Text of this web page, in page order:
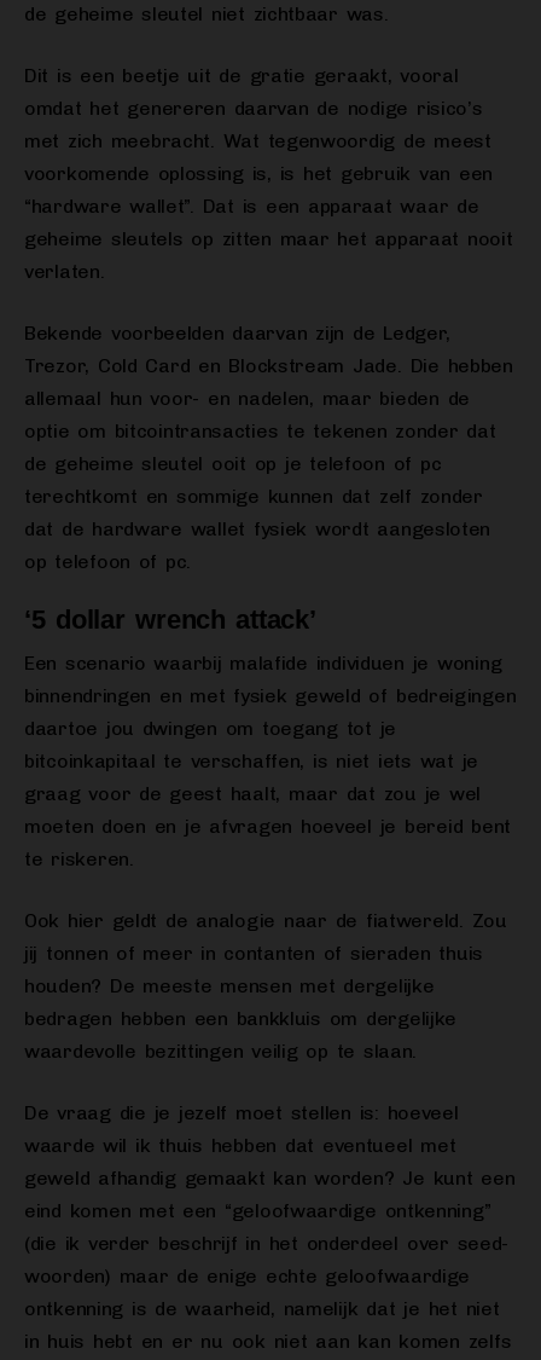
de geheime sleutel niet zichtbaar was.
Dit is een beetje uit de gratie geraakt, vooral
omdat het genereren daarvan de nodige risico’s
met zich meebracht. Wat tegenwoordig de meest
voorkomende oplossing is, is het gebruik van een
“hardware wallet”. Dat is een apparaat waar de
geheime sleutels op zitten maar het apparaat nooit
verlaten.
Bekende voorbeelden daarvan zijn de Ledger,
Trezor, Cold Card en Blockstream Jade. Die hebben
allemaal hun voor- en nadelen, maar bieden de
optie om bitcointransacties te tekenen zonder dat
de geheime sleutel ooit op je telefoon of pc
terechtkomt en sommige kunnen dat zelf zonder
dat de hardware wallet fysiek wordt aangesloten
op telefoon of pc.
‘5 dollar wrench attack’
Een scenario waarbij malafide individuen je woning
binnendringen en met fysiek geweld of bedreigingen
daartoe jou dwingen om toegang tot je
bitcoinkapitaal te verschaffen, is niet iets wat je
graag voor de geest haalt, maar dat zou je wel
moeten doen en je afvragen hoeveel je bereid bent
te riskeren.
Ook hier geldt de analogie naar de fiatwereld. Zou
jij tonnen of meer in contanten of sieraden thuis
houden? De meeste mensen met dergelijke
bedragen hebben een bankkluis om dergelijke
waardevolle bezittingen veilig op te slaan.
De vraag die je jezelf moet stellen is: hoeveel
waarde wil ik thuis hebben dat eventueel met
geweld afhandig gemaakt kan worden? Je kunt een
eind komen met een “geloofwaardige ontkenning”
(die ik verder beschrijf in het onderdeel over seed-
woorden) maar de enige echte geloofwaardige
ontkenning is de waarheid, namelijk dat je het niet
in huis hebt en er nu ook niet aan kan komen zelfs